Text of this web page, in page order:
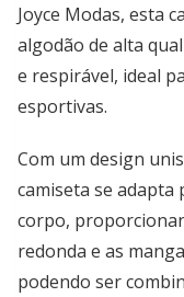
Joyce Modas, esta
algodão de alta
e respirável, ideal
esportivas.
Com um design
camiseta se
corpo,
redonda e as
podendo ser